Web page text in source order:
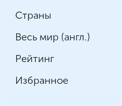
Страны
Весь мир (англ.)
Рейтинг
Избранное